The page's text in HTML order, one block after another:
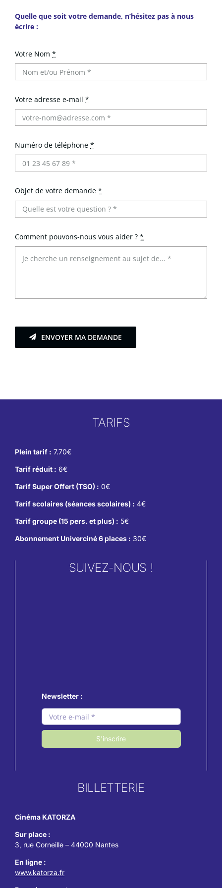
Quelle que soit votre demande, n’hésitez pas à nous
écrire :
Votre Nom *
Votre adresse e-mail *
Numéro de téléphone *
Objet de votre demande *
Comment pouvons-nous vous aider ? *
ENVOYER MA DEMANDE
TARIFS
Plein tarif : 7.70€
Tarif réduit : 6€
Tarif Super Offert (TSO) : 0€
Tarif scolaires (séances scolaires) : 4€
Tarif groupe (15 pers. et plus) : 5€
Abonnement Univerciné 6 places : 30€
SUIVEZ-NOUS !
Newsletter :
S'inscrire
BILLETTERIE
Cinéma KATORZA
Sur place :
3, rue Corneille – 44000 Nantes
En ligne :
www.katorza.fr